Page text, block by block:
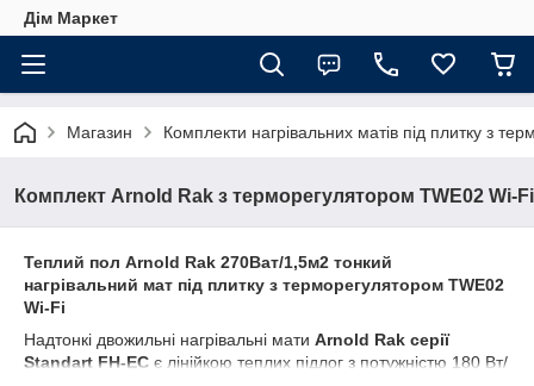
Дім Маркет
Магазин Комплекти нагрівальних матів під плитку з
Комплект Arnold Rak з терморегулятором TWE02 Wi-Fi
Теплий пол Arnold Rak 270Ват/1,5м2 тонкий
нагрівальний мат під плитку з терморегулятором TWE02
Wi-Fi
Надтонкі двожильні нагрівальні мати Arnold Rak серії
Standart FH-EC є лінійкою теплих підлог з потужністю 180 Вт/